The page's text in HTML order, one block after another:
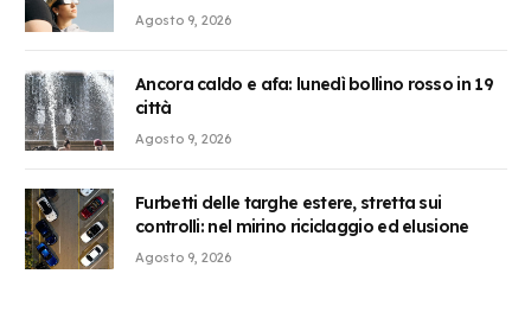
Agosto 9, 2026
Ancora caldo e afa: lunedì bollino rosso in 19
città
Agosto 9, 2026
Furbetti delle targhe estere, stretta sui
controlli: nel mirino riciclaggio ed elusione
Agosto 9, 2026